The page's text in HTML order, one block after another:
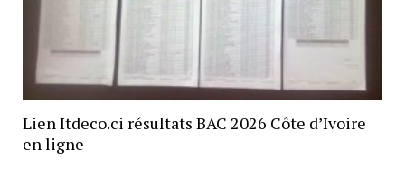
Lien Itdeco.ci résultats BAC 2026 Côte d’Ivoire
en ligne